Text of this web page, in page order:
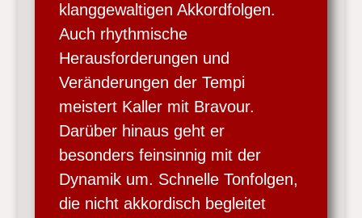
klanggewaltigen Akkordfolgen.
Auch rhythmische
Herausforderungen und
Veränderungen der Tempi
meistert Kaller mit Bravour.
Darüber hinaus geht er
besonders feinsinnig mit der
Dynamik um. Schnelle Tonfolgen,
die nicht akkordisch begleitet